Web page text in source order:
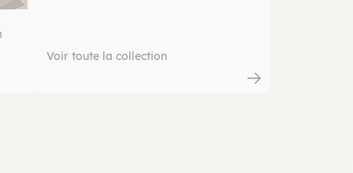
Voir toute la collection